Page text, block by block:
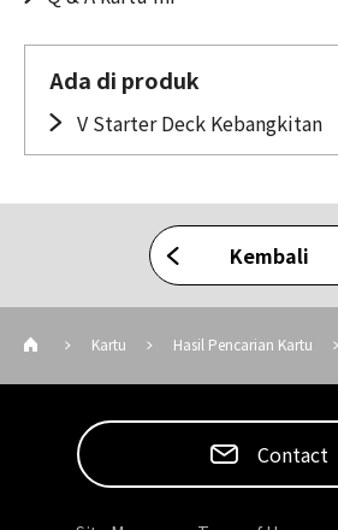
Ada di produk
V Starter Deck Kebangkitan
Kembali
Kartu Hasil Pencarian Kartu
Contact